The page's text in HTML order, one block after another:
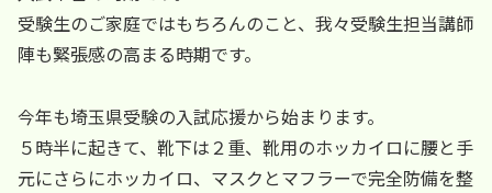
受験生のご家庭ではもちろんのこと、我々受験生担当講師
陣も緊張感の高まる時期です。
今年も埼玉県受験の入試応援から始まります。
５時半に起きて、靴下は２重、靴用のホッカイロに腰と手
元にさらにホッカイロ、マスクとマフラーで完全防備を整